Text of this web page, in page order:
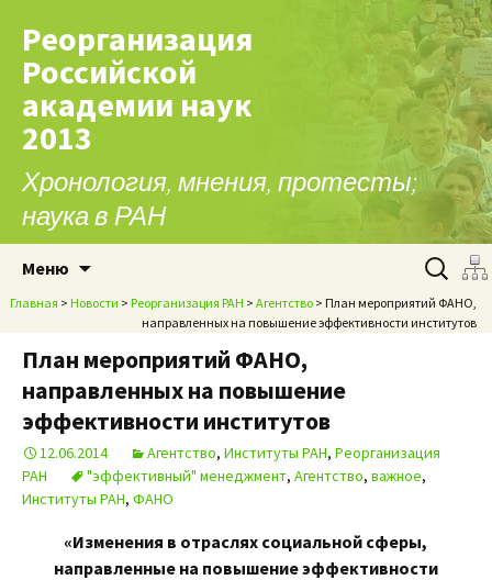
Реорганизация
Российской
академии наук
2013
Хронология, мнения, протесты;
наука в РАН
Меню Найти:
Главная > Новости > Реорганизация РАН > Агентство > План мероприятий ФАНО,
направленных на повышение эффективности институтов
План мероприятий ФАНО,
направленных на повышение
эффективности институтов
12.06.2014 Агентство, Институты РАН, Реорганизация
РАН
"эффективный" менеджмент, Агентство, важное,
Институты РАН, ФАНО
«Изменения в отраслях социальной сферы,
направленные на повышение эффективности